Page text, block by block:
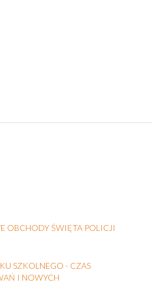
OBCHODY ŚWIĘTA POLICJI
SZKOLNEGO - CZAS
I NOWYCH